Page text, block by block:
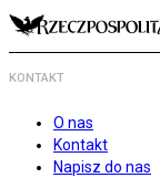
KONTAKT
O nas
Kontakt
Napisz do nas